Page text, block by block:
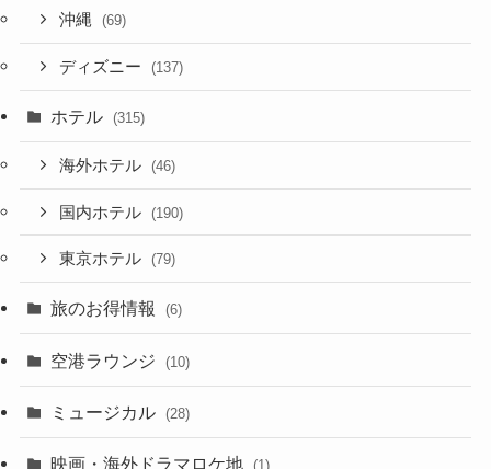
沖縄 (69)
ディズニー (137)
ホテル (315)
海外ホテル (46)
国内ホテル (190)
東京ホテル (79)
旅のお得情報 (6)
空港ラウンジ (10)
ミュージカル (28)
映画・海外ドラマロケ地 (1)